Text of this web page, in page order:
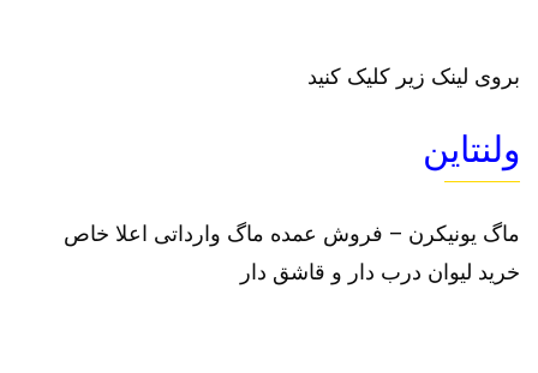
بروی لینک زیر کلیک کنید
ولنتاین
ماگ یونیکرن – فروش عمده ماگ وارداتی اعلا خاص
خرید لیوان درب دار و قاشق دار